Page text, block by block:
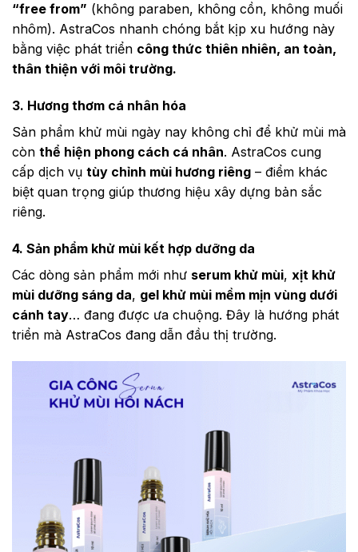
“free from” (không paraben, không cồn, không muối
nhôm). AstraCos nhanh chóng bắt kịp xu hướng này
bằng việc phát triển công thức thiên nhiên, an toàn,
thân thiện với môi trường.
3. Hương thơm cá nhân hóa
Sản phẩm khử mùi ngày nay không chỉ để khử mùi mà
còn thể hiện phong cách cá nhân. AstraCos cung
cấp dịch vụ tùy chỉnh mùi hương riêng – điểm khác
biệt quan trọng giúp thương hiệu xây dựng bản sắc
riêng.
4. Sản phẩm khử mùi kết hợp dưỡng da
Các dòng sản phẩm mới như serum khử mùi, xịt khử
mùi dưỡng sáng da, gel khử mùi mềm mịn vùng dưới
cánh tay… đang được ưa chuộng. Đây là hướng phát
triển mà AstraCos đang dẫn đầu thị trường.